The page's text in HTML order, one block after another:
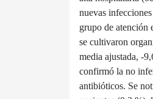
nuevas
grupo de atención
se cultivaron
media ajustada, -
confirmó la no
antibióticos. Se